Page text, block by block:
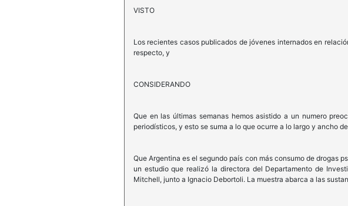
VISTO
Los recientes casos publicados de jóvenes internados en
respecto, y
CONSIDERANDO
Que en las últimas semanas hemos asistido a un numero
periodísticos, y esto se suma a lo que ocurre a lo largo y ancho
Que Argentina es el segundo país con más consumo de drogas
un estudio que realizó la directora del Departamento de
Mitchell, junto a Ignacio Debortoli. La muestra abarca a las